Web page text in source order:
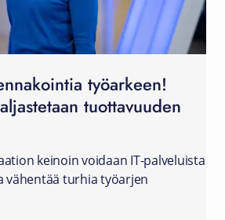
työarkeen!
tuottavuuden
keinoin voidaan IT-palveluista
vähentää turhia työarjen